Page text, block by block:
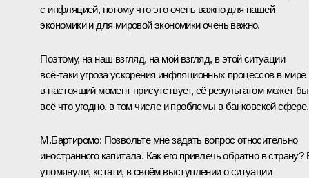
с инфляцией, потому что это очень важно для нашей
экономики и для мировой экономики очень важно.
Поэтому, на наш взгляд, на мой взгляд, в этой ситуации
всё‑таки угроза ускорения инфляционных процессов в мире
в настоящий момент присутствует, её результатом может
всё что угодно, в том числе и проблемы в банковской сфере.
М.Бартиромо: Позвольте мне задать вопрос относительно
иностранного капитала. Как его привлечь обратно в
упомянули, кстати, в своём выступлении о ситуации